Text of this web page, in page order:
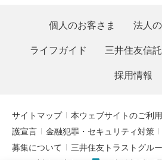
個人のお客さま
法人
ライフガイド
三井住友信
採用情報
サイトマップ 本ウェブサイトのご利
護宣言
金融犯罪・セキュリティ対策
募集について
三井住友トラストグル